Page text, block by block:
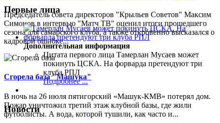
Председатель совета директоров "Крыльев Советов" Максим
Симонов в интервью "Матч ТВ" оценил итоги прошедшего
сезона для самарского клуба, а также откровенно высказался о
кадровой ошибке...
Сгорела база "Машука"
В ночь на 26 июля пятигорский «Машук-КМВ» потерял дом.
Пожар уничтожил третий этаж клубной базы, где жили
футболисты. А вода, которой тушили, как часто и...
Первые лица
Дополнительная информация
Цитата первого лица Тамерлан Мусаев может
покинуть ЦСКА. На форварда претендуют три
клуба РПЛ
Подробнее ...
Новости